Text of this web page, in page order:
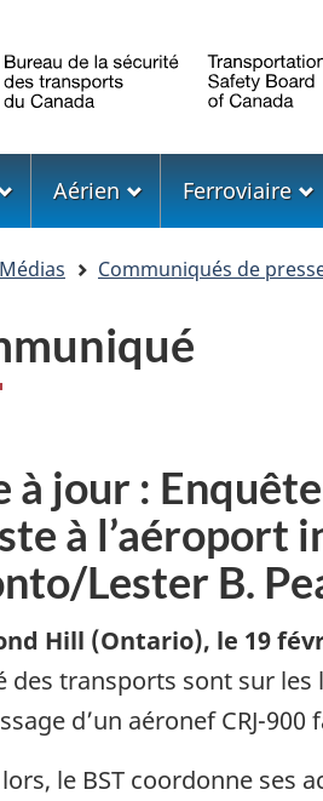
Aérien Ferroviaire
Médias Communiqués de
à jour :
à l’aéroport
Lester B.
Hill (Ontario), le 19
des transports sont sur les
d’un aéronef CRJ-
le BST coordonne ses